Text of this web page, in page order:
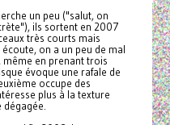
un peu ("salut, on
ils sortent en 2007
très courts mais
on a un peu de mal
même en prenant trois
évoque une rafale de
occupe des
plus à la texture
dégagée.